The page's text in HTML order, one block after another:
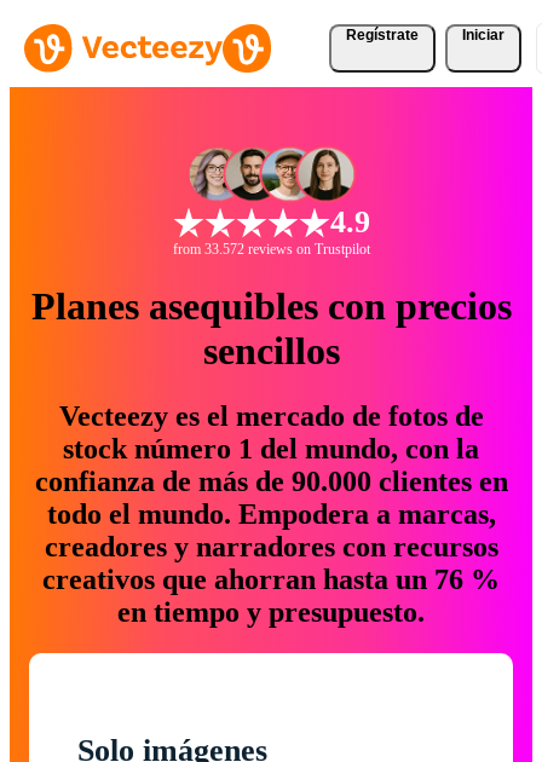
Regístrate Iniciar
4.9
from 33.572 reviews on Trustpilot
Planes asequibles con precios
sencillos
Vecteezy es el mercado de fotos de
stock número 1 del mundo, con la
confianza de más de 90.000 clientes en
todo el mundo. Empodera a marcas,
creadores y narradores con recursos
creativos que ahorran hasta un 76 %
en tiempo y presupuesto.
Solo imágenes